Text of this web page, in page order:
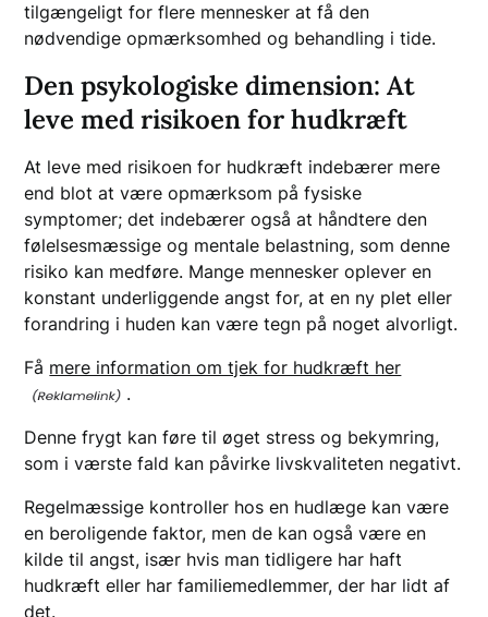
tilgængeligt for flere mennesker at få den
nødvendige opmærksomhed og behandling i tide.
Den psykologiske dimension: At
leve med risikoen for hudkræft
At leve med risikoen for hudkræft indebærer mere
end blot at være opmærksom på fysiske
symptomer; det indebærer også at håndtere den
følelsesmæssige og mentale belastning, som denne
risiko kan medføre. Mange mennesker oplever en
konstant underliggende angst for, at en ny plet eller
forandring i huden kan være tegn på noget alvorligt.
Få mere information om tjek for hudkræft her
.
Denne frygt kan føre til øget stress og bekymring,
som i værste fald kan påvirke livskvaliteten negativt.
Regelmæssige kontroller hos en hudlæge kan være
en beroligende faktor, men de kan også være en
kilde til angst, især hvis man tidligere har haft
hudkræft eller har familiemedlemmer, der har lidt af
det.